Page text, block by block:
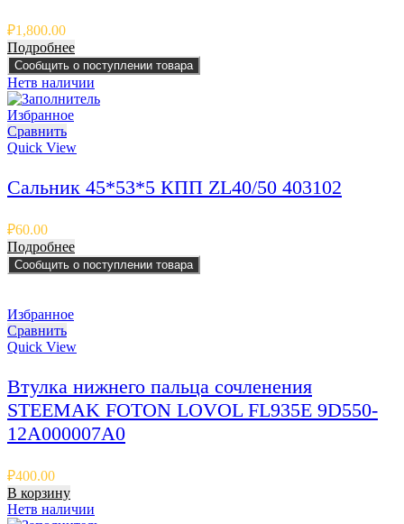
₽1,800.00
Подробнее
Сообщить о поступлении товара
Нетв наличии
Избранное
Сравнить
Quick View
Сальник 45*53*5 КПП ZL40/50 403102
₽60.00
Подробнее
Сообщить о поступлении товара
Избранное
Сравнить
Quick View
Втулка нижнего пальца сочленения
STEEMAK FOTON LOVOL FL935E 9D550-
12A000007A0
₽400.00
В корзину
Нетв наличии